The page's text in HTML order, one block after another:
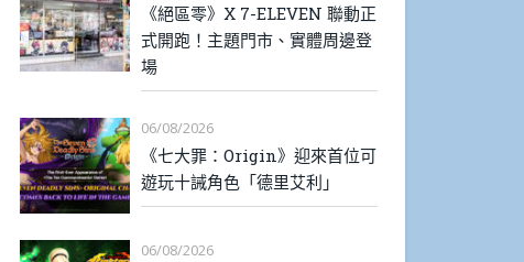
《絕區零》X 7-ELEVEN 聯動正
式開跑！主題門市、實體周邊登
場
06/08/2026
《七大罪：Origin》迎來首位可
遊玩十誡角色「德里艾利」
06/08/2026